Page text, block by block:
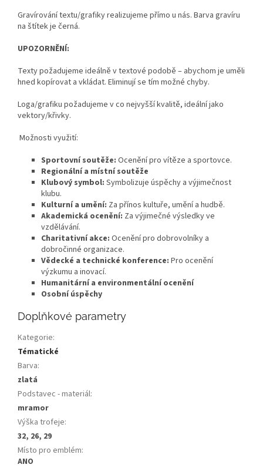
Gravírování textu/grafiky realizujeme přímo u nás. Barva gravíru
na štítek je černá.
UPOZORNĚNÍ:
Texty požadujeme ideálně v textové podobě – abychom je uměli
hned kopírovat a vkládat. Eliminují se tím možné chyby.
Loga/grafiku požadujeme v co nejvyšší kvalitě, ideální jako
vektory/křivky.
Možnosti využití:
Sportovní soutěže: Ocenění pro vítěze a sportovce.
Regionální a místní soutěže
Klubový symbol: Symbolizuje úspěchy a výjimečnost
klubu.
Kulturní a umění: Za přínos kultuře, umění a hudbě.
Akademická ocenění: Za výjimečné výsledky ve
vzdělávání.
Charitativní akce: Ocenění pro dobrovolníky a
dobročinné organizace.
Vědecké a technické konference: Pro ocenění
výzkumu a inovací.
Humanitární a environmentální ocenění
Osobní úspěchy
Doplňkové parametry
Kategorie:
Tématické
Barva:
zlatá
Podstavec - materiál:
mramor
Výška trofeje:
32, 26, 29
Místo pro emblém:
ANO